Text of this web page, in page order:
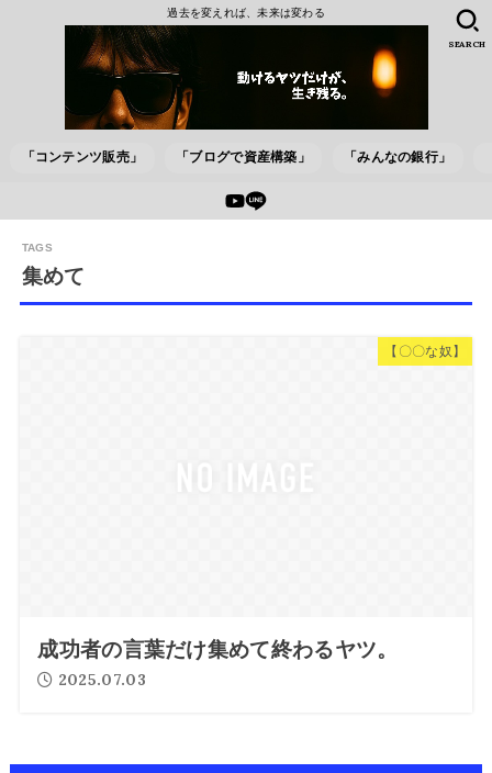
過去を変えれば、未来は変わる
「コンテンツ販売」 「ブログで資産構築」 「みんなの銀行」
SEARCH
集めて
【〇〇な奴】
成功者の言葉だけ集めて終わるヤツ。
2025.07.03